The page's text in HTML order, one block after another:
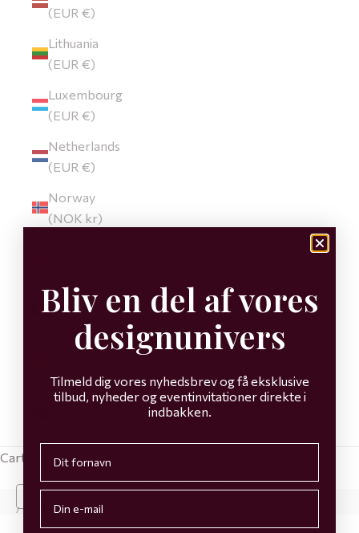
(EUR €)
Lithuania
(EUR €)
Luxembourg
(EUR €)
Netherlands
(EUR €)
Norway
(NOK kr)
Portugal
(EUR €)
Spain
Sweden
Cart
Your cart is empty
MEADOW STEMWARE - GREY DRINKING GLASS
Bliv en del af vores
designunivers
Tilmeld dig vores nyhedsbrev og få eksklusive
tilbud, nyheder og eventinvitationer direkte i
indbakken.